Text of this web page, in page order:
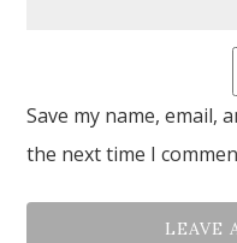
Save my name, email,
the next time I